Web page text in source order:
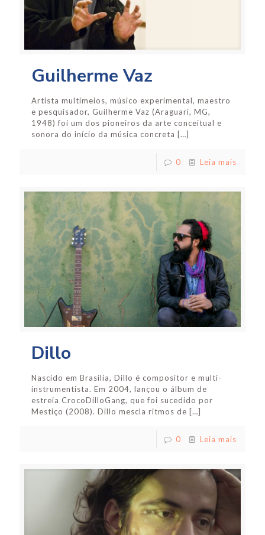
Guilherme Vaz
Artista multimeios, músico experimental, maestro
e pesquisador, Guilherme Vaz (Araguari, MG,
1948) foi um dos pioneiros da arte conceitual e
sonora do início da música concreta […]
0 Leia mais
Dillo
Nascido em Brasília, Dillo é compositor e multi-
instrumentista. Em 2004, lançou o álbum de
estreia CrocoDilloGang, que foi sucedido por
Mestiço (2008). Dillo mescla ritmos de […]
0 Leia mais